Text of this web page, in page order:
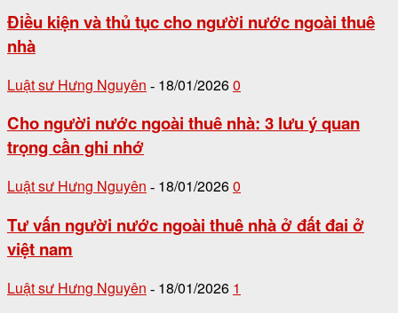
Điều kiện và thủ tục cho người nước ngoài thuê
nhà
Luật sư Hưng Nguyên - 18/01/20260
Cho người nước ngoài thuê nhà: 3 lưu ý quan
trọng cần ghi nhớ
Luật sư Hưng Nguyên - 18/01/20260
Tư vấn người nước ngoài thuê nhà ở đất đai ở
việt nam
Luật sư Hưng Nguyên - 18/01/2026 1